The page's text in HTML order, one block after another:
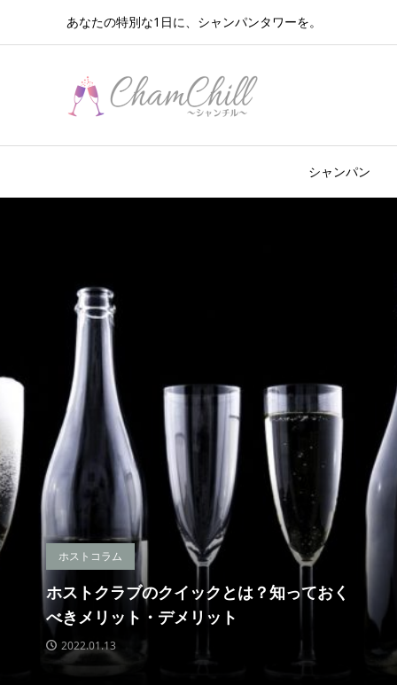
あなたの特別な1日に、シャンパンタワーを。
シャンパン
特集
【2020年最新版】キャバ嬢SNSに登
るスゴイ富豪５選！インスタアカウ
紹介